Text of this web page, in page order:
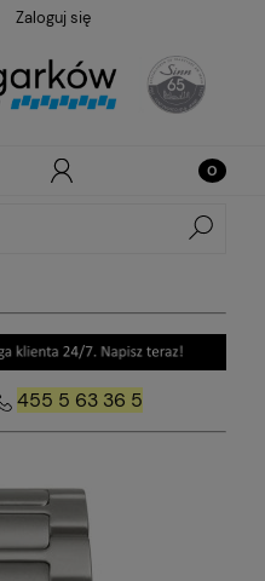
Zaloguj się
455 5 63 36 5